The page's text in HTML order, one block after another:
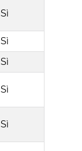
Sì
Sì
Sì
Sì
Sì